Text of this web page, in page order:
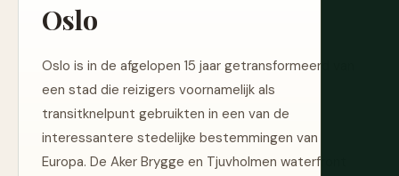
Oslo
Oslo is in de afgelopen 15 jaar getransformeerd van
een stad die reizigers voornamelijk als
transitknelpunt gebruikten in een van de
interessantere stedelijke bestemmingen van
Europa. De Aker Brygge en Tjuvholmen waterfront